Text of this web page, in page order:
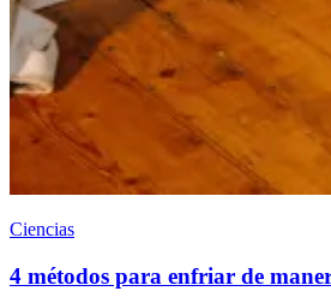
Ciencias
4 métodos para enfriar de